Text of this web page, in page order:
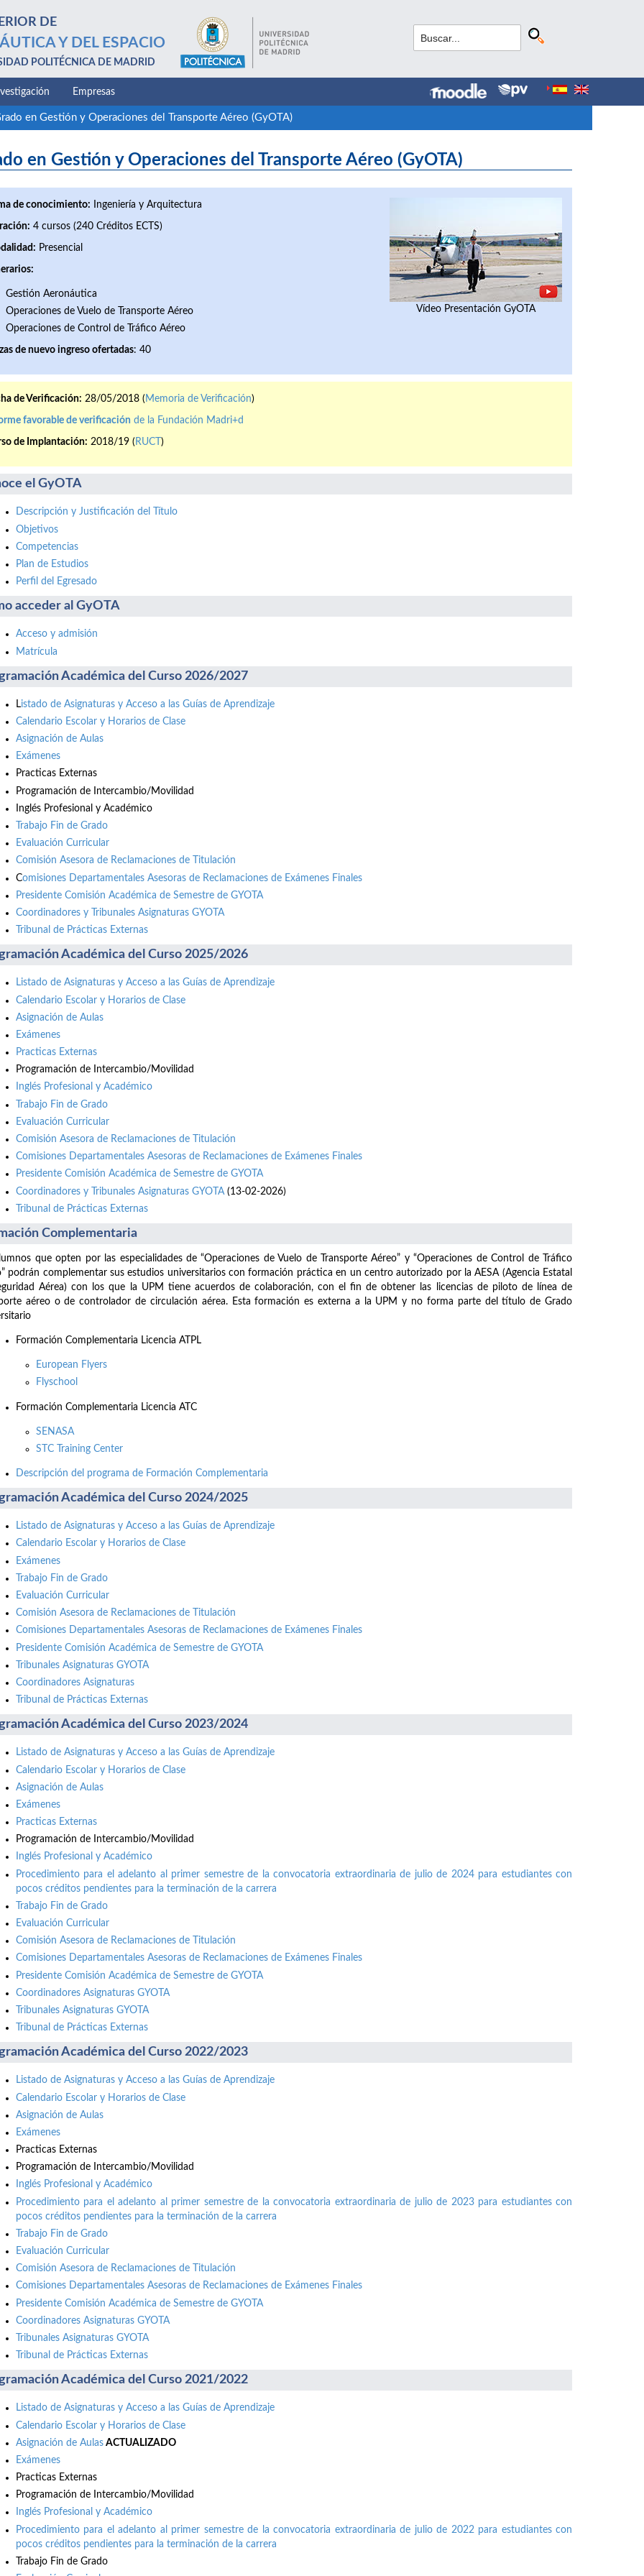
DE
Y DEL ESPACIO
POLITÉCNICA DE MADRID
Empresas
en Gestión y Operaciones del Transporte Aéreo (GyOTA)
en Gestión y Operaciones del Transporte Aéreo (GyOTA)
Vídeo Presentación GyOTA
de conocimiento: Ingeniería y Arquitectura
4 cursos (240 Créditos ECTS)
Presencial
Gestión Aeronáutica
Operaciones de Vuelo de Transporte Aéreo
Operaciones de Control de Tráfico Aéreo
de nuevo ingreso ofertadas: 40
de Verificación: 28/05/2018 ( Memoria de Verificación)
favorable de verificación de la Fundación Madri+d
de Implantación: 2018/19 ( RUCT )
el GyOTA
Descripción y Justificación del Título
Objetivos
Competencias
Plan de Estudios
Perfil del Egresado
acceder al GyOTA
Acceso y admisión
Matrícula
Académica del Curso 2026/2027
Listado de Asignaturas y Acceso a las Guías de Aprendizaje
Calendario Escolar y Horarios de Clase
Asignación de Aulas
Exámenes
Practicas Externas
Programación de Intercambio/Movilidad
Inglés Profesional y Académico
Trabajo Fin de Grado
Evaluación Curricular
Comisión Asesora de Reclamaciones de Titulación
Comisiones Departamentales Asesoras de Reclamaciones de Exámenes Finales
Presidente Comisión Académica de Semestre de GYOTA
Coordinadores y Tribunales Asignaturas GYOTA
Tribunal de Prácticas Externas
Académica del Curso 2025/2026
Listado de Asignaturas y Acceso a las Guías de Aprendizaje
Calendario Escolar y Horarios de Clase
Asignación de Aulas
Exámenes
Practicas Externas
Programación de Intercambio/Movilidad
Inglés Profesional y Académico
Trabajo Fin de Grado
Evaluación Curricular
Comisión Asesora de Reclamaciones de Titulación
Comisiones Departamentales Asesoras de Reclamaciones de Exámenes Finales
Presidente Comisión Académica de Semestre de GYOTA
Coordinadores y Tribunales Asignaturas GYOTA (13-02-2026)
Tribunal de Prácticas Externas
Complementaria
que opten por las especialidades de “Operaciones de Vuelo de Transporte Aéreo” y “Operaciones de Control de Tráfico
podrán complementar sus estudios universitarios con formación práctica en un centro autorizado por la AESA (Agencia Estatal
Aérea) con los que la UPM tiene acuerdos de colaboración, con el fin de obtener las licencias de piloto de línea de
aéreo o de controlador de circulación aérea. Esta formación es externa a la UPM y no forma parte del título de Grado
Formación Complementaria Licencia ATPL
European Flyers
Flyschool
Formación Complementaria Licencia ATC
SENASA
STC Training Center
Descripción del programa de Formación Complementaria
Académica del Curso 2024/2025
Listado de Asignaturas y Acceso a las Guías de Aprendizaje
Calendario Escolar y Horarios de Clase
Exámenes
Trabajo Fin de Grado
Evaluación Curricular
Comisión Asesora de Reclamaciones de Titulación
Comisiones Departamentales Asesoras de Reclamaciones de Exámenes Finales
Presidente Comisión Académica de Semestre de GYOTA
Tribunales Asignaturas GYOTA
Coordinadores Asignaturas
Tribunal de Prácticas Externas
Académica del Curso 2023/2024
Listado de Asignaturas y Acceso a las Guías de Aprendizaje
Calendario Escolar y Horarios de Clase
Asignación de Aulas
Exámenes
Practicas Externas
Programación de Intercambio/Movilidad
Inglés Profesional y Académico
Procedimiento para el adelanto al primer semestre de la convocatoria extraordinaria de julio de 2024 para estudiantes con
pocos créditos pendientes para la terminación de la carrera
Trabajo Fin de Grado
Evaluación Curricular
Comisión Asesora de Reclamaciones de Titulación
Comisiones Departamentales Asesoras de Reclamaciones de Exámenes Finales
Presidente Comisión Académica de Semestre de GYOTA
Coordinadores Asignaturas GYOTA
Tribunales Asignaturas GYOTA
Tribunal de Prácticas Externas
Académica del Curso 2022/2023
Listado de Asignaturas y Acceso a las Guías de Aprendizaje
Calendario Escolar y Horarios de Clase
Asignación de Aulas
Exámenes
Practicas Externas
Programación de Intercambio/Movilidad
Inglés Profesional y Académico
Procedimiento para el adelanto al primer semestre de la convocatoria extraordinaria de julio de 2023 para estudiantes con
pocos créditos pendientes para la terminación de la carrera
Trabajo Fin de Grado
Evaluación Curricular
Comisión Asesora de Reclamaciones de Titulación
Comisiones Departamentales Asesoras de Reclamaciones de Exámenes Finales
Presidente Comisión Académica de Semestre de GYOTA
Coordinadores Asignaturas GYOTA
Tribunales Asignaturas GYOTA
Tribunal de Prácticas Externas
Académica del Curso 2021/2022
Listado de Asignaturas y Acceso a las Guías de Aprendizaje
Calendario Escolar y Horarios de Clase
Asignación de Aulas ACTUALIZADO
Exámenes
Practicas Externas
Programación de Intercambio/Movilidad
Inglés Profesional y Académico
Procedimiento para el adelanto al primer semestre de la convocatoria extraordinaria de julio de 2022 para estudiantes con
pocos créditos pendientes para la terminación de la carrera
Trabajo Fin de Grado